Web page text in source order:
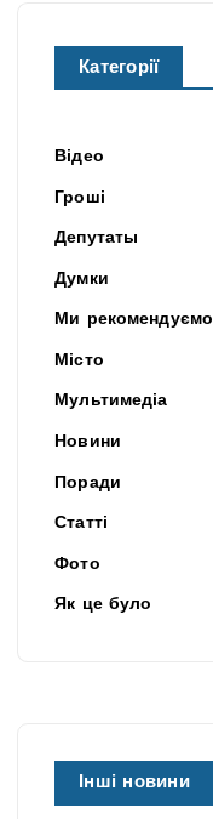
Категорії
Відео
Гроші
Депутаты
Думки
Ми рекомендуємо
Місто
Мультимедіа
Новини
Поради
Статті
Фото
Як це було
Інші новини